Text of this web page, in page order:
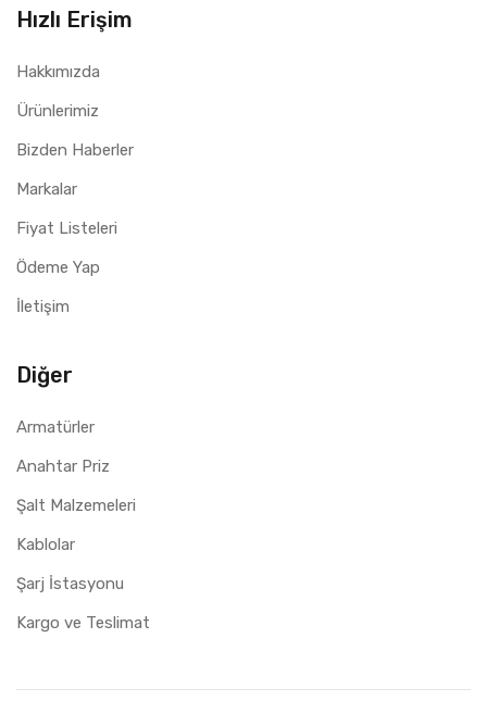
Hızlı Erişim
Hakkımızda
Ürünlerimiz
Bizden Haberler
Markalar
Fiyat Listeleri
Ödeme Yap
İletişim
Diğer
Armatürler
Anahtar Priz
Şalt Malzemeleri
Kablolar
Şarj İstasyonu
Kargo ve Teslimat